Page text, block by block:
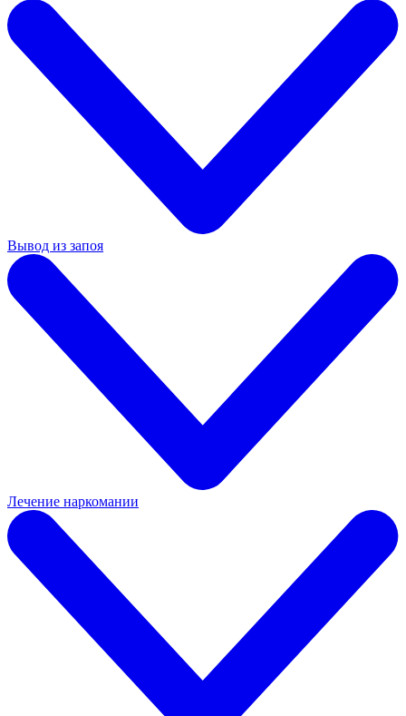
Вывод из запоя
Лечение наркомании